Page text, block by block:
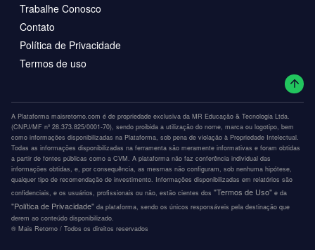
Trabalhe Conosco
Contato
Política de Privacidade
Termos de uso
A Plataforma maisretorno.com é de propriedade exclusiva da MR Educação & Tecnologia Ltda.
(CNPJ/MF nº 28.373.825/0001-70), sendo proibida a utilização do nome, marca ou logotipo, bem
como informações disponibilizadas na Plataforma, sob pena de violação à Propriedade Intelectual.
Todas as informações disponibilizadas na ferramenta são meramente informativas e foram obtidas
a partir de fontes públicas como a CVM. A plataforma não faz conferência individual das
informações obtidas, e, por consequência, as mesmas não configuram, sob nenhuma hipótese,
qualquer tipo de recomendação de investimento. Informações disponibilizadas em relatórios são
confidenciais, e os usuários, profissionais ou não, estão cientes dos "Termos de Uso" e da
"Política de Privacidade" da plataforma, sendo os únicos responsáveis pela destinação que
derem ao conteúdo disponibilizado.
®️ Mais Retorno / Todos os direitos reservados